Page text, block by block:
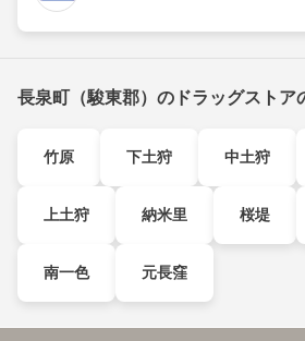
長泉町（駿東郡）のドラッグストア
竹原 下土狩 中土狩
上土狩 納米里 桜堤
南一色 元長窪